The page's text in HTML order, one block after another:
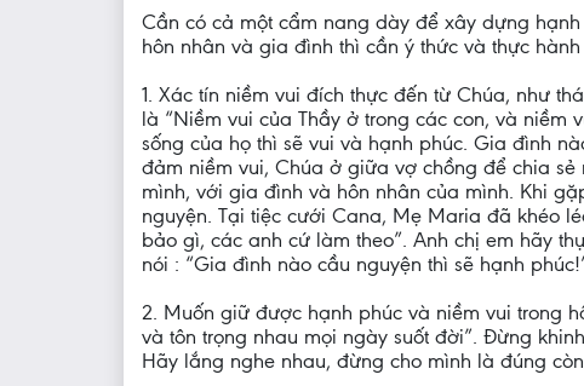
Cần có cả một cẩm nang dày để xây dựng
hôn nhân và gia đình thì cần ý thức và thực
1. Xác tín niềm vui đích thực đến từ Chúa, như
là “Niềm vui của Thầy ở trong các con, và niềm
sống của họ thì sẽ vui và hạnh phúc. Gia đình
đảm niềm vui, Chúa ở giữa vợ chồng để chia
mình, với gia đình và hôn nhân của mình. Khi
nguyện. Tại tiệc cưới Cana, Mẹ Maria đã khéo
bảo gì, các anh cứ làm theo”. Anh chị em hãy
nói : “Gia đình nào cầu nguyện thì sẽ hạnh
2. Muốn giữ được hạnh phúc và niềm vui trong
và tôn trọng nhau mọi ngày suốt đời”. Đừng
Hãy lắng nghe nhau, đừng cho mình là đúng